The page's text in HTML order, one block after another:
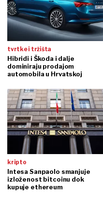
tvrtke i tržišta
Hibridi i Škoda i dalje
dominiraju prodajom
automobila u Hrvatskoj
kripto
Intesa Sanpaolo smanjuje
izloženost bitcoinu dok
kupuje ethereum